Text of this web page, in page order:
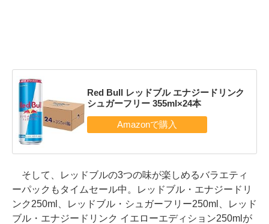
Red Bull レッドブル エナジードリンク
シュガーフリー 355ml×24本
そして、レッドブルの3つの味が楽しめるバラエティ
ーパックもタイムセール中。レッドブル・エナジードリ
ンク250ml、レッドブル・シュガーフリー250ml、レッド
ブル・エナジードリンク イエローエディション250mlが